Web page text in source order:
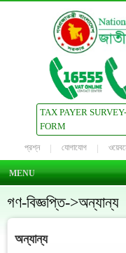
TAX PAYER SURVEY-
FORM
প্রশ্ন যোগাযোগ
MENU
গণ-বিজ্ঞপ্তি->অন্যান্য
অন্যান্য